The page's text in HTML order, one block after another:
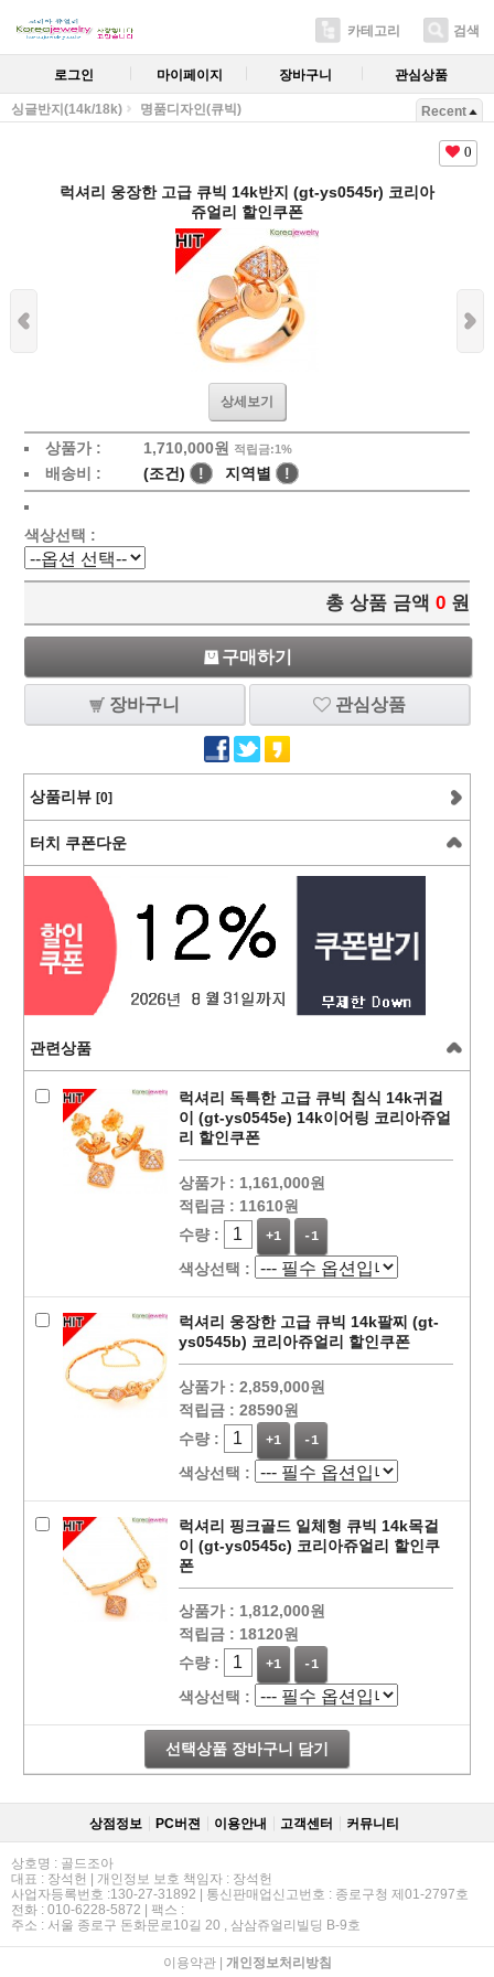
카테고리 검색
로그인 마이페이지 장바구니 관심상품
싱글반지(14k/18k) 명품디자인(큐빅) Recent
0
럭셔리 웅장한 고급 큐빅 14k반지 (gt-ys0545r) 코리아
쥬얼리 할인쿠폰
상세보기
상품가 : 1,710,000원 적립금:1%
배송비 : (조건) ! 지역별 !
색상선택 :
총 상품 금액 0 원
구매하기
장바구니 관심상품
상품리뷰 [0]
터치 쿠폰다운
관련상품
럭셔리 독특한 고급 큐빅 침식 14k귀걸
이 (gt-ys0545e) 14k이어링 코리아쥬얼
리 할인쿠폰
상품가 : 1,161,000원
적립금 : 11610원
수량 :
+1 -1
색상선택 :
럭셔리 웅장한 고급 큐빅 14k팔찌 (gt-
ys0545b) 코리아쥬얼리 할인쿠폰
상품가 : 2,859,000원
적립금 : 28590원
수량 :
+1 -1
색상선택 :
럭셔리 핑크골드 일체형 큐빅 14k목걸
이 (gt-ys0545c) 코리아쥬얼리 할인쿠
폰
상품가 : 1,812,000원
적립금 : 18120원
수량 :
+1 -1
색상선택 :
선택상품 장바구니 담기
상점정보 PC버젼 이용안내 고객센터 커뮤니티
상호명 : 골드조아
대표 : 장석헌 | 개인정보 보호 책임자 : 장석헌
사업자등록번호 :130-27-31892 | 통신판매업신고번호 : 종로구청 제01-2797호
전화 : 010-6228-5872 | 팩스 :
주소 : 서울 종로구 돈화문로10길 20 , 삼삼쥬얼리빌딩 B-9호
이용약관| 개인정보처리방침